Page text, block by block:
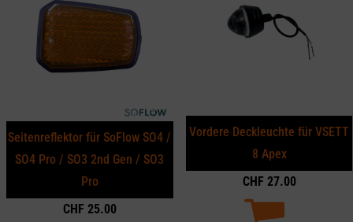
Seitenreflektor für SoFlow SO4 /
SO4 Pro / SO3 2nd Gen / SO3
Pro
CHF 25.00
Vordere Deckleuchte für VSETT
8 Apex
CHF 27.00